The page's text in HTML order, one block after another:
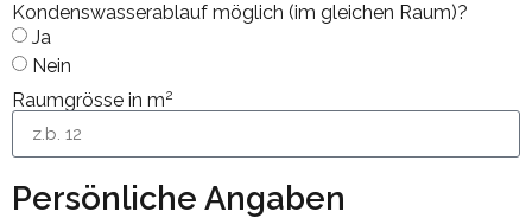
Kondenswasserablauf möglich (im gleichen Raum)?
Ja
Nein
Raumgrösse in m2
Persönliche Angaben